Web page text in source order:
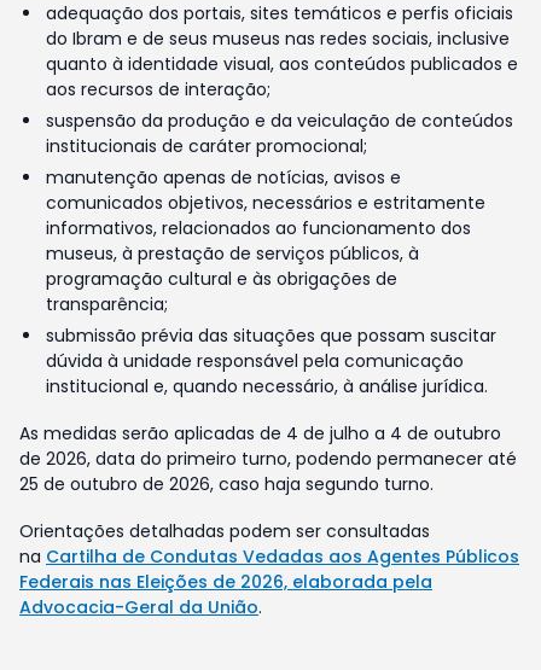
adequação dos portais, sites temáticos e perfis oficiais
do Ibram e de seus museus nas redes sociais, inclusive
quanto à identidade visual, aos conteúdos publicados e
aos recursos de interação;
suspensão da produção e da veiculação de conteúdos
institucionais de caráter promocional;
manutenção apenas de notícias, avisos e
comunicados objetivos, necessários e estritamente
informativos, relacionados ao funcionamento dos
museus, à prestação de serviços públicos, à
programação cultural e às obrigações de
transparência;
submissão prévia das situações que possam suscitar
dúvida à unidade responsável pela comunicação
institucional e, quando necessário, à análise jurídica.
As medidas serão aplicadas de 4 de julho a 4 de outubro
de 2026, data do primeiro turno, podendo permanecer até
25 de outubro de 2026, caso haja segundo turno.
Orientações detalhadas podem ser consultadas
na Cartilha de Condutas Vedadas aos Agentes Públicos
Federais nas Eleições de 2026, elaborada pela
Advocacia-Geral da União.